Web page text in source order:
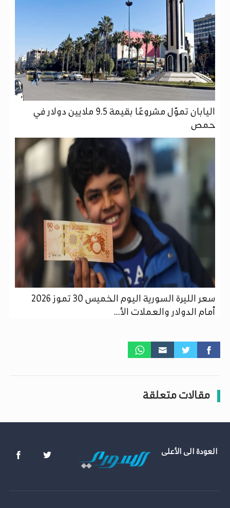
اليابان تموّل مشروعًا بقيمة 9.5 ملايين دولار في
حمص
سعر الليرة السورية اليوم الخميس 30 تموز 2026
أمام الدولار والعملات الأ...
مقالات متعلقة
العودة الى الأعلى